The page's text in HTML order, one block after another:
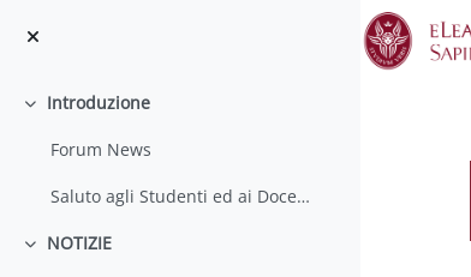
Minimizza
Introduzione
Forum News
Saluto agli Studenti ed ai Docenti
Minimizza
NOTIZIE